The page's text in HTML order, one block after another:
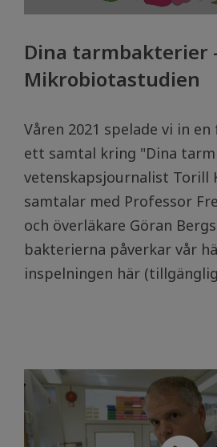
Dina tarmbakterier
Mikrobiotastudien
Våren 2021 spelade vi in
ett samtal kring "Dina
vetenskapsjournalist Torill
samtalar med Professor
och överläkare Göran
bakterierna påverkar vår
inspelningen här